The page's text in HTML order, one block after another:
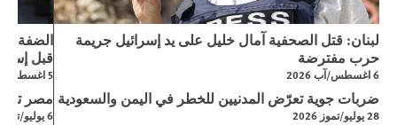
لبنان: قتل الصحفية آمال خليل على يد إسرائيل جريمة
حرب مفترضة
6 اغسطس/آب 2026
ضربات جوية تعرّض المدنيين للخطر في اليمن والسعودية
28 يوليو/تموز 2026
الضفة
قبل
5 اغسطس/آب 2026
مصر
6 يوليو/تموز 2026